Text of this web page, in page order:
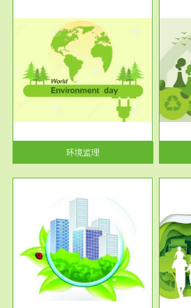
环境监理
服务范围
VOCs在线监测
根据《重点区域大气污染防
治“十二五”规划》有机废气净化
率达...
服务范围
政府/园区级VOCs综合管控服务
根据《石化行业挥发性有机物综
合整治方案》文件要求，到2017